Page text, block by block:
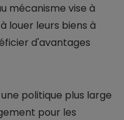
mécanisme vise à
louer leurs biens à
d'avantages
politique plus large
pour les